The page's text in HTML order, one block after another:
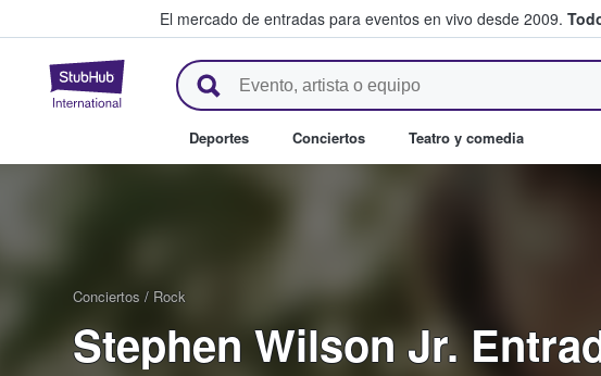
El mercado de entradas para eventos en vivo desde 2009.
StubHub: compra y venta de entradas
Deportes Conciertos Teatro y comedia
Conciertos / Rock
Stephen Wilson Jr.